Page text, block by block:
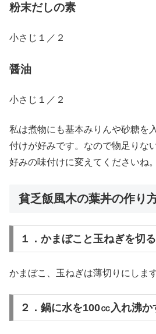
粉末だしの素
小さじ１／２
醤油
小さじ１／２
私は煮物にも基本みりんや砂糖を
付けが好みです。なので物足りな
好みの味付けに変えてくださいね。
貧乏飯風木の葉丼の作り
１．かまぼこと玉ねぎを切る
かまぼこ、玉ねぎは薄切りにします
２．鍋に水を100㏄入れ沸か